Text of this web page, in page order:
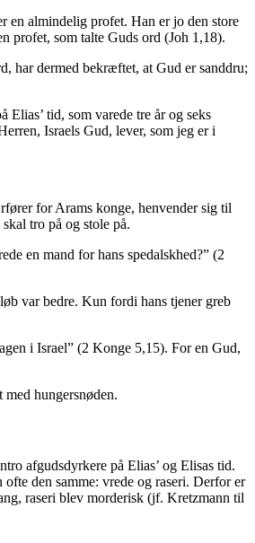
en almindelig profet. Han er jo den store
profet, som talte Guds ord (Joh 1,18).
har dermed bekræftet, at Gud er sanddru;
tid, som varede tre år og seks
Israels Gud, lever, som jeg er i
for Arams konge, henvender sig til
tro på og stole på.
en mand for hans spedalskhed?” (2
var bedre. Kun fordi hans tjener greb
i Israel” (2 Konge 5,15). For en Gud,
hungersnøden.
afgudsdyrkere på Elias’ og Elisas tid.
den samme: vrede og raseri. Derfor er
raseri blev morderisk (jf. Kretzmann til